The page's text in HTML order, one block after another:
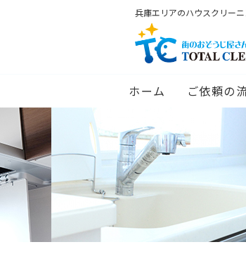
兵庫エリアのハウスクリー
ホーム ご依頼の